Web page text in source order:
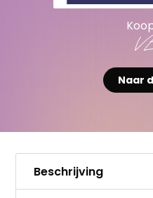
Naar
Beschrijving